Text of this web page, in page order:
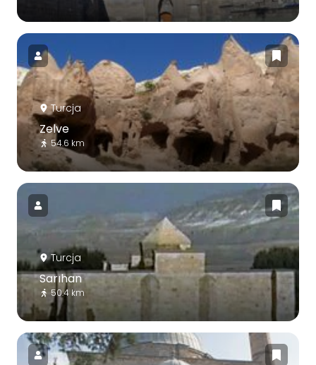
Turcja
Zelve
54.6 km
Turcja
Sarıhan
50.4 km